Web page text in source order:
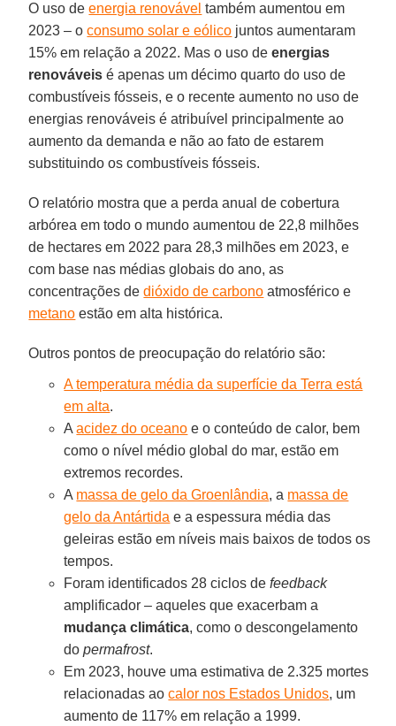
O uso deenergia renovável também aumentou em
2023 – oconsumo solar e eólico juntos aumentaram
15% em relação a 2022. Mas o uso deenergias
renováveis é apenas um décimo quarto do uso de
combustíveis fósseis, e o recente aumento no uso de
energias renováveis é atribuível principalmente ao
aumento da demanda e não ao fato de estarem
substituindo os combustíveis fósseis.
O relatório mostra que a perda anual de cobertura
arbórea em todo o mundo aumentou de 22,8 milhões
de hectares em 2022 para 28,3 milhões em 2023, e
com base nas médias globais do ano, as
concentrações dedióxido de carbono atmosférico e
metano estão em alta histórica.
Outros pontos de preocupação do relatório são:
A temperatura média da superfície da Terra está
em alta.
Aacidez do oceano e o conteúdo de calor, bem
como o nível médio global do mar, estão em
extremos recordes.
A massa de gelo da Groenlândia, a massa de
gelo da Antártida e a espessura média das
geleiras estão em níveis mais baixos de todos os
tempos.
Foram identificados 28 ciclos defeedback
amplificador – aqueles que exacerbam a
mudança climática, como o descongelamento
dopermafrost.
Em 2023, houve uma estimativa de 2.325 mortes
relacionadas aocalor nos Estados Unidos, um
aumento de 117% em relação a 1999.